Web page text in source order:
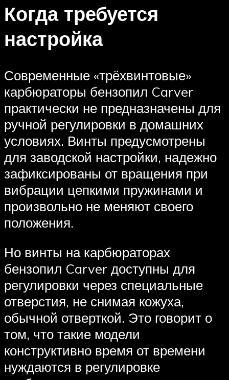
Когда требуется
настройка
Современные «трёхвинтовые»
карбюраторы бензопил Carver
практически не предназначены для
ручной регулировки в домашних
условиях. Винты предусмотрены
для заводской настройки, надежно
зафиксированы от вращения при
вибрации цепкими пружинами и
произвольно не меняют своего
положения.
Но винты на карбюраторах
бензопил Carver доступны для
регулировки через специальные
отверстия, не снимая кожуха,
обычной отверткой. Это говорит о
том, что такие модели
конструктивно время от времени
нуждаются в регулировке